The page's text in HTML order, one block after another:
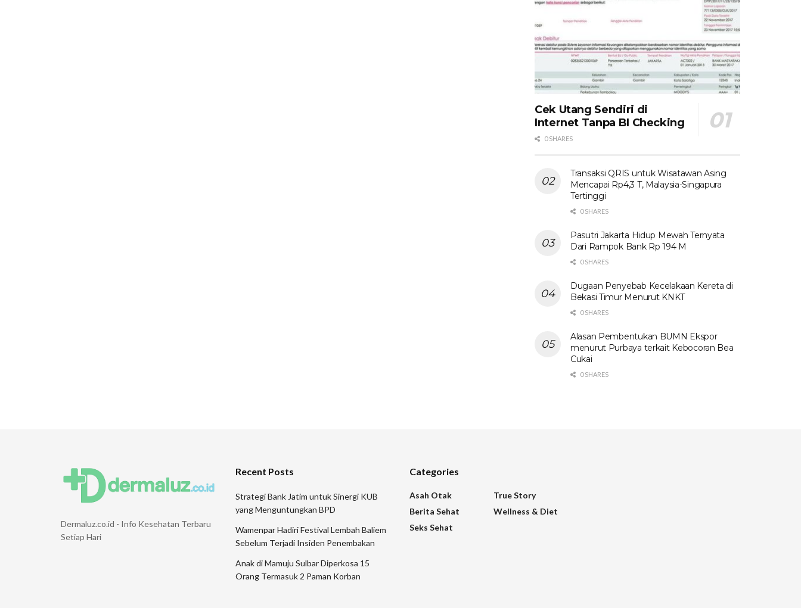
Cek Utang Sendiri di
Internet Tanpa BI Checking
0 SHARES
Transaksi QRIS untuk Wisatawan Asing
Mencapai Rp4,3 T, Malaysia-Singapura
Tertinggi
0 SHARES
Pasutri Jakarta Hidup Mewah Ternyata
Dari Rampok Bank Rp 194 M
0 SHARES
Dugaan Penyebab Kecelakaan Kereta di
Bekasi Timur Menurut KNKT
0 SHARES
Alasan Pembentukan BUMN Ekspor
menurut Purbaya terkait Kebocoran Bea
Cukai
0 SHARES
Dermaluz.co.id - Info Kesehatan Terbaru
Setiap Hari
Recent Posts
Strategi Bank Jatim untuk Sinergi KUB
yang Menguntungkan BPD
Wamenpar Hadiri Festival Lembah Baliem
Sebelum Terjadi Insiden Penembakan
Anak di Mamuju Sulbar Diperkosa 15
Orang Termasuk 2 Paman Korban
Categories
Asah Otak
Berita Sehat
Seks Sehat
True Story
Wellness & Diet